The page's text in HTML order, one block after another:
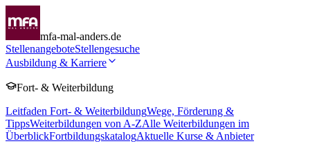
mfa-mal-anders.de
StellenangeboteStellengesuche
Ausbildung & Karriere
Fort- & Weiterbildung
Leitfaden Fort- & WeiterbildungWege, Förderung &
TippsWeiterbildungen von A-ZAlle Weiterbildungen im
ÜberblickFortbildungskatalogAktuelle Kurse & Anbieter